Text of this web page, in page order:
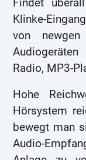
Klinke-
von
Radio, MP3-
Hohe
Hörsystem
bewegt man
Audio-